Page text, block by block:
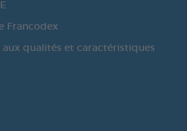
Francodex
qualités et caractéristiques